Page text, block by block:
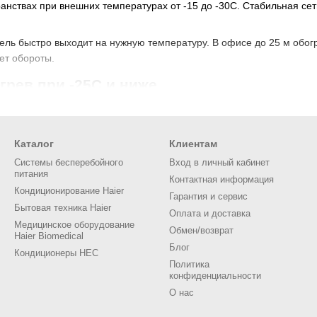
при внешних температурах от -15 до -30C. Стабильная
быстро выходит на нужную температуру. В офисе до 25 м
обороты.
ставят редуктор давления перед внешним блоком — ресурс
модель с ультрафиолетовой
или комнате аллергика. Она убивает бактерии в воздухе,
убирает пыль с теплообменника.
комбинируйте с экосенсором — он выключает поток,
Wi-Fi и экосенсора
включить обогрев передом или осушение в дождь.
в пустой комнате, но в проходной зоне выключается
Каталог
Системы бесперебойного
питания
Кондиционирование Haier
Бытовая техника Haier
Медицинское оборудование
Haier Biomedical
Кондиционеры HEC
Клиентам
Вход в личный кабинет
Контактная информация
Гарантия и сервис
Оплата и доставка
Обмен/возврат
Блог
Политика
конфиденциальности
О нас